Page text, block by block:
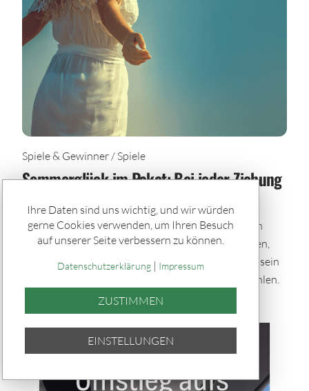
Spiele & Gewinner / Spiele
Sommerglück im Paket: Bei jeder Ziehung
dabei – auch im Urlaub
Mit den Sommerglück Spielpaketen bleibst du auch
während der Urlaubszeit im Spiel. Einmal auswählen,
automatisch tippen und bei allen Ziehungen dabei sein
– bequem per Quicktipp mit zufällig gewählten Zahlen.
TEILEN
Ihre Daten sind uns wichtig, und wir würden
gerne Cookies verwenden, um Ihren Besuch
auf unserer Seite verbessern zu können.
Datenschutzerklärung| Impressum
ZUSTIMMEN
EINSTELLUNGEN